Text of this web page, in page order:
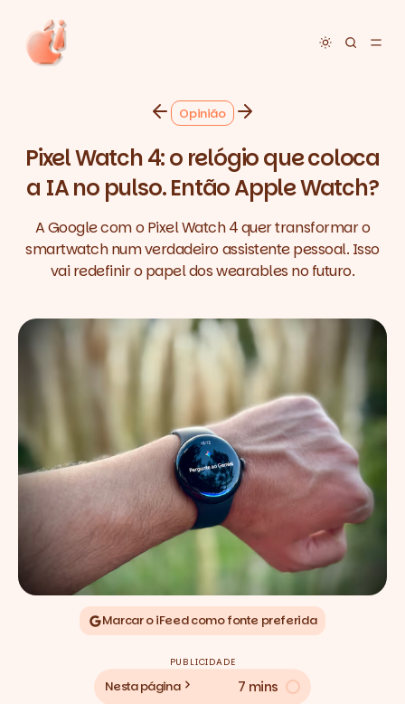
Toggle
Opinião
Pixel Watch 4: o relógio que coloca
a IA no pulso. Então Apple Watch?
A Google com o Pixel Watch 4 quer transformar o
smartwatch num verdadeiro assistente pessoal. Isso
vai redefinir o papel dos wearables no futuro.
Marcar o iFeed como fonte preferida
PUBLICIDADE
Nesta página 7 mins